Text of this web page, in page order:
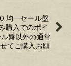
均一セール盤
購入でのポイ
盤以外の通常
てご購入お願